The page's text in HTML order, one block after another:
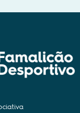
ciativa